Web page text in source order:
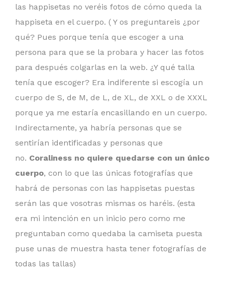
las happisetas no veréis fotos de cómo queda la
happiseta en el cuerpo. ( Y os preguntareis ¿por
qué? Pues porque tenía que escoger a una
persona para que se la probara y hacer las fotos
para después colgarlas en la web. ¿Y qué talla
tenía que escoger? Era indiferente si escogía un
cuerpo de S, de M, de L, de XL, de XXL o de XXXL
porque ya me estaría encasillando en un cuerpo.
Indirectamente, ya habría personas que se
sentirían identificadas y personas que
no. Coraliness no quiere quedarse con un único
cuerpo, con lo que las únicas fotografías que
habrá de personas con las happisetas puestas
serán las que vosotras mismas os haréis. (esta
era mi intención en un inicio pero como me
preguntaban como quedaba la camiseta puesta
puse unas de muestra hasta tener fotografías de
todas las tallas)